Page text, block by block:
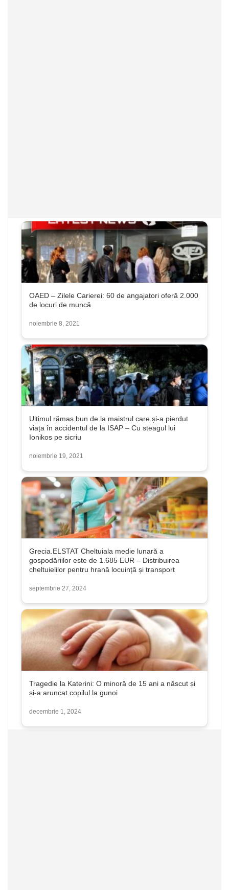
OAED – Zilele Carierei: 60 de angajatori oferă 2.000
de locuri de muncă
noiembrie 8, 2021
Ultimul rămas bun de la maistrul care și-a pierdut
viața în accidentul de la ISAP – Cu steagul lui
Ionikos pe sicriu
noiembrie 19, 2021
Grecia.ELSTAT Cheltuiala medie lunară a
gospodăriilor este de 1.685 EUR – Distribuirea
cheltuielilor pentru hrană locuință și transport
septembrie 27, 2024
Tragedie la Katerini: O minoră de 15 ani a născut și
și-a aruncat copilul la gunoi
decembrie 1, 2024